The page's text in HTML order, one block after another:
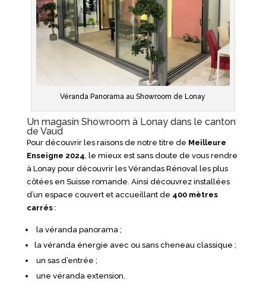
Véranda Panorama au Showroom de Lonay
Un magasin Showroom à Lonay dans le canton
de Vaud
Pour découvrir les raisons de notre titre de Meilleure
Enseigne 2024, le mieux est sans doute de vous rendre
à Lonay pour découvrir les Vérandas Rénoval les plus
côtées en Suisse romande. Ainsi découvrez installées
d’un espace couvert et accueillant de 400 mètres
carrés :
la véranda panorama ;
la véranda énergie avec ou sans cheneau classique ;
un sas d’entrée ;
une véranda extension.